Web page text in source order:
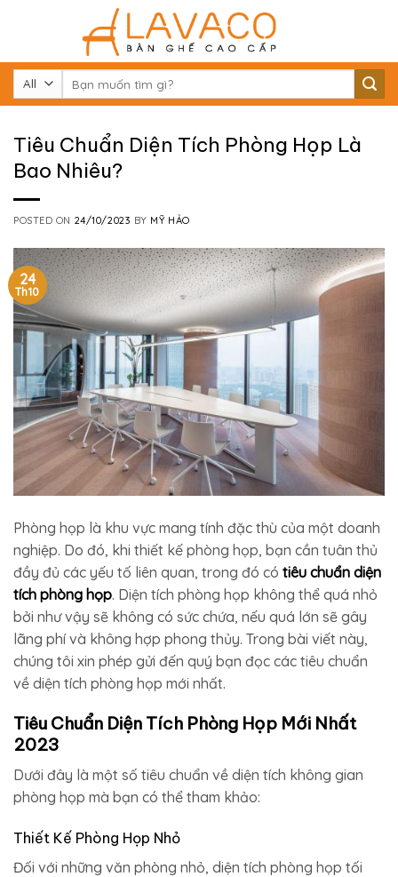
kiếm:
Tiêu Chuẩn Diện Tích Phòng Họp Là
Bao Nhiêu?
POSTED ON 24/10/2023 BY MỸ HẢO
24
Th10
Phòng họp là khu vực mang tính đặc thù của một doanh
nghiệp. Do đó, khi thiết kế phòng họp, bạn cần tuân thủ
đầy đủ các yếu tố liên quan, trong đó có tiêu chuẩn diện
tích phòng họp. Diện tích phòng họp không thể quá nhỏ
bởi như vậy sẽ không có sức chứa, nếu quá lớn sẽ gây
lãng phí và không hợp phong thủy. Trong bài viết này,
chúng tôi xin phép gửi đến quý bạn đọc các tiêu chuẩn
về diện tích phòng họp mới nhất.
Tiêu Chuẩn Diện Tích Phòng Họp Mới Nhất
2023
Dưới đây là một số tiêu chuẩn về diện tích không gian
phòng họp mà bạn có thể tham khảo:
Thiết Kế Phòng Họp Nhỏ
Đối với những văn phòng nhỏ, diện tích phòng họp tối